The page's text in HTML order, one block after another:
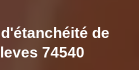
de
74540